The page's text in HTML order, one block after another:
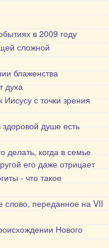
в 2009 году
сложной
блаженства
духа
с точки зрения
душе есть
делать, когда в семье
его даже отрицает
- что такое
слово, переданное на VII
Нового